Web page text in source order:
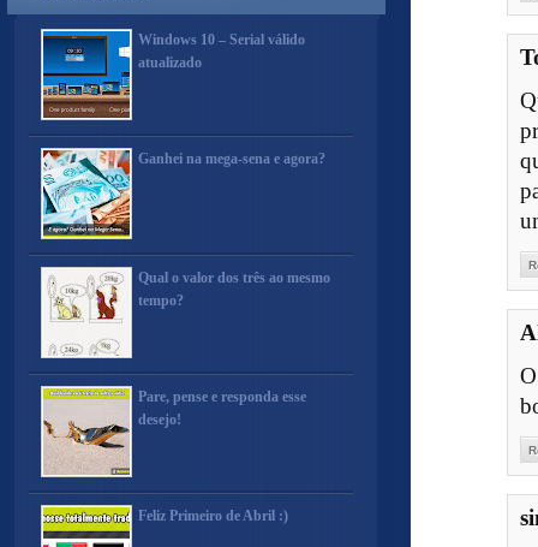
Windows 10 – Serial válido
atualizado
Ganhei na mega-sena e agora?
Qual o valor dos três ao mesmo
tempo?
Pare, pense e responda esse
desejo!
Feliz Primeiro de Abril :)